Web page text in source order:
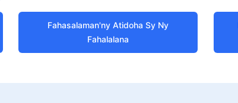
Fahasalaman'ny Atidoha Sy Ny
Fahalalana